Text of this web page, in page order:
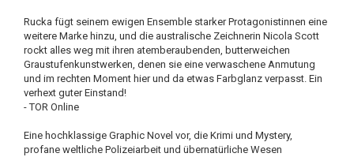
Rucka fügt seinem ewigen Ensemble starker Protagonistinnen eine
weitere Marke hinzu, und die australische Zeichnerin Nicola Scott
rockt alles weg mit ihren atemberaubenden, butterweichen
Graustufenkunstwerken, denen sie eine verwaschene Anmutung
und im rechten Moment hier und da etwas Farbglanz verpasst. Ein
verhext guter Einstand!
- TOR Online
Eine hochklassige Graphic Novel vor, die Krimi und Mystery,
profane weltliche Polizeiarbeit und übernatürliche Wesen